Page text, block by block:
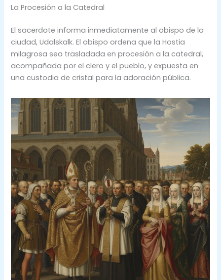
La Procesión a la Catedral
El sacerdote informa inmediatamente al obispo de la
ciudad, Udalskalk. El obispo ordena que la Hostia
milagrosa sea trasladada en procesión a la catedral,
acompañada por el clero y el pueblo, y expuesta en
una custodia de cristal para la adoración pública.